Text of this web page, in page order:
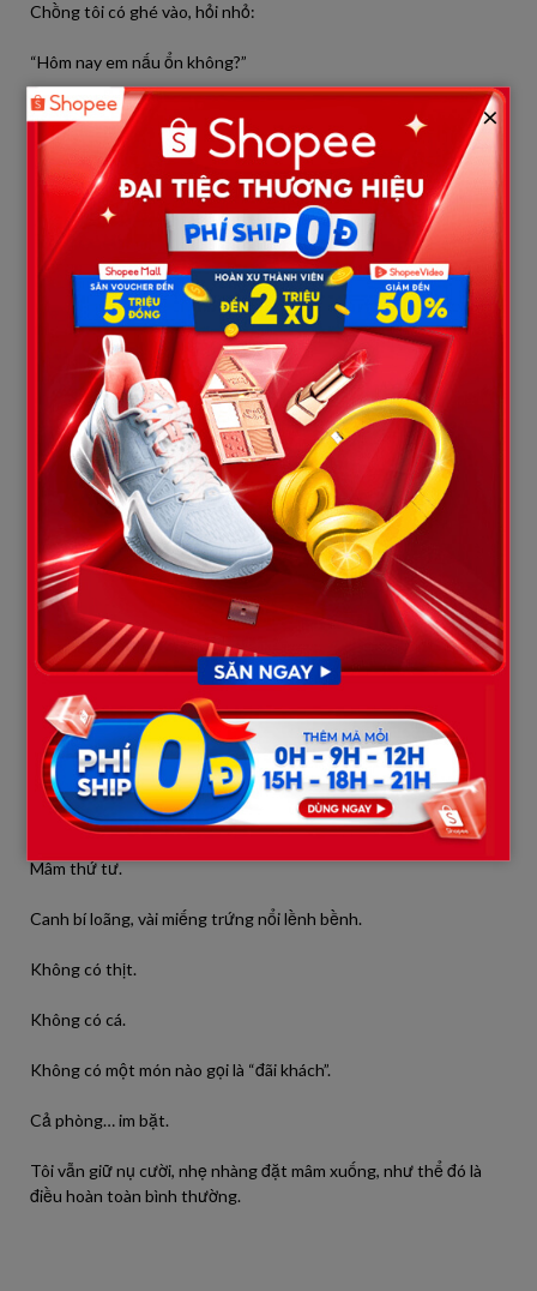
Chồng tôi có ghé vào, hỏi nhỏ:
“Hôm nay em nấu ổn không?”
Tôi nhìn anh, cười nhẹ:
“Anh cứ ra ngoài tiếp khách đi. Em lo được.”
Anh gật đầu, không hỏi thêm.
Vẫn như mọi khi.
Đến giờ ăn.
Tôi lau tay, hít một hơi thật sâu, rồi bắt đầu bưng từng mâm lên.
Mâm thứ nhất.
Cơm… trắng xen lẫn những miếng khoai vàng nhạt.
Mâm thứ hai.
Đậu phụ luộc, chấm nước mắm.
Mâm thứ ba.
Rau muống luộc.
Mâm thứ tư.
Canh bí loãng, vài miếng trứng nổi lềnh bềnh.
Không có thịt.
Không có cá.
Không có một món nào gọi là “đãi khách”.
Cả phòng… im bặt.
Tôi vẫn giữ nụ cười, nhẹ nhàng đặt mâm xuống, như thể đó là
điều hoàn toàn bình thường.
×